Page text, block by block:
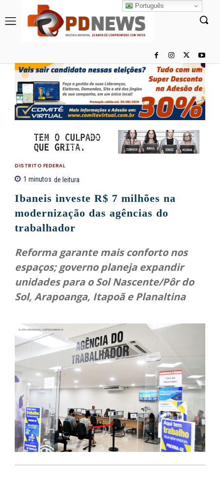
DISTRITO FEDERAL
1 minutos de leitura
Ibaneis investe R$ 7 milhões na
modernização das agências do
trabalhador
Reforma garante mais conforto nos
espaços; governo planeja expandir
unidades para o Sol Nascente/Pôr do
Sol, Arapoanga, Itapoã e Planaltina
Português